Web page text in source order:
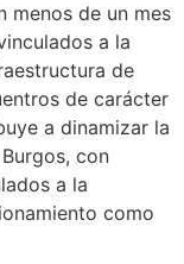
menos de un mes
a la
de
de carácter
a dinamizar la
con
a la
como